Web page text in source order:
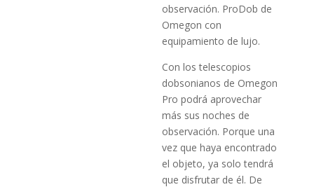
observación. ProDob de
Omegon con
equipamiento de lujo.
Con los telescopios
dobsonianos de Omegon
Pro podrá aprovechar
más sus noches de
observación. Porque una
vez que haya encontrado
el objeto, ya solo tendrá
que disfrutar de él. De